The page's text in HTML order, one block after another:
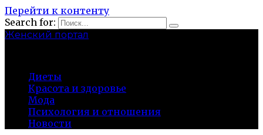
Перейти к контенту
Search for:
Женский портал
Диеты
Красота и здоровье
Мода
Психология и отношения
Новости